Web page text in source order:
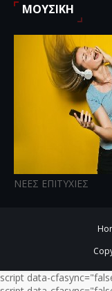
ΜΟΥΣΙΚΗ
ΝΕΕΣ ΕΠΙΤΥΧΙΕΣ
script data-